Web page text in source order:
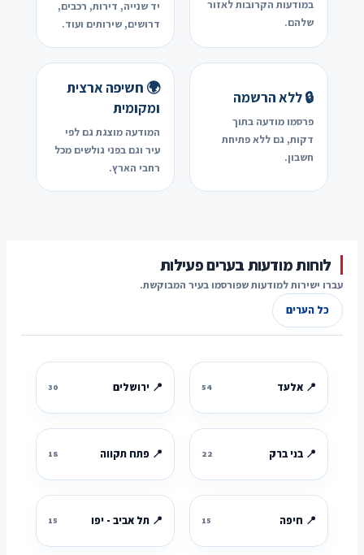
במודעות הקרובות לאזור
שלהם.
יד שנייה, דירות, רכבים,
דרושים, שירותים ועוד.
🔒 ללא הרשמה
פרסמו מודעה בתוך
דקות, גם ללא פתיחת
חשבון.
🌍 חשיפה ארצית
ומקומית
המודעה מוצגת גם לפי
עיר וגם בפני גולשים מכל
רחבי הארץ.
לוחות מודעות בערים פעילות
עברו ישירות למודעות שפורסמו בעיר המבוקשת.
כל הערים
📍 אלעד 54 📍 ירושלים 30
📍 בני ברק 22 📍 פתח תקווה 18
📍 חיפה 15 📍 תל אביב - יפו 15